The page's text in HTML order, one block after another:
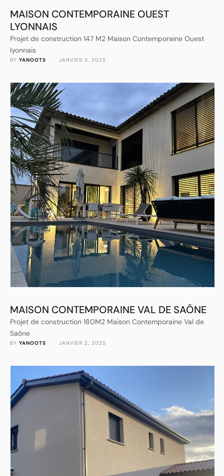
MAISON CONTEMPORAINE OUEST
LYONNAIS
Projet de construction 147 M2 Maison Contemporaine Ouest
lyonnais
BY YANOOTS · JANVIER 3, 2025
MAISON CONTEMPORAINE VAL DE SAÔNE
Projet de construction 180M2 Maison Contemporaine Val de
Saône
BY YANOOTS · JANVIER 2, 2025